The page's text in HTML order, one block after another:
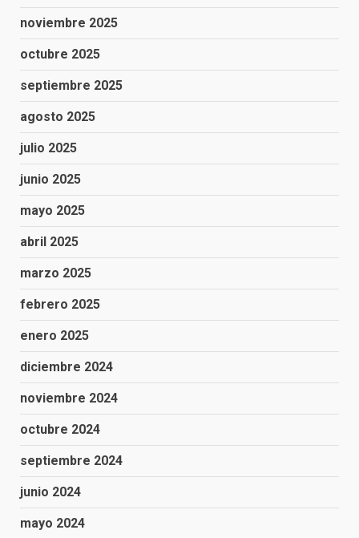
noviembre 2025
octubre 2025
septiembre 2025
agosto 2025
julio 2025
junio 2025
mayo 2025
abril 2025
marzo 2025
febrero 2025
enero 2025
diciembre 2024
noviembre 2024
octubre 2024
septiembre 2024
junio 2024
mayo 2024